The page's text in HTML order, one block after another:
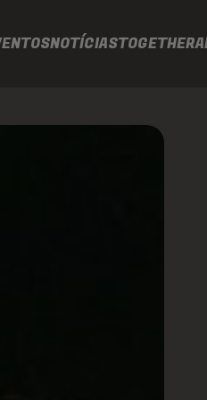
NOTÍCIASTOGETHER